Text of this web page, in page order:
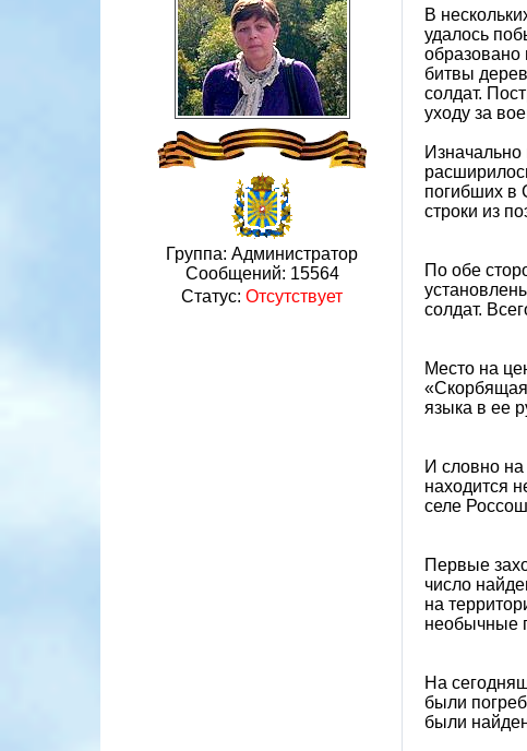
Группа: Администратор
Сообщений: 15564
Статус: Отсутствует
В
удалось
образовано
битвы
солдат.
уходу за
погибших в
строки из
По обе
солдат.
Место на
«Скорбящая
языка в ее
И словно на
находится
селе
Первые
число
на
необычные
На
были
были